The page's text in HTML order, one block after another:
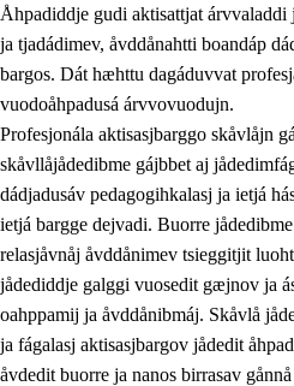
Åhpadiddje gudi aktisattjat
ja tjadádimev, åvddånahtti boandáp
bargos. Dát hæhttu dagáduvvat
vuodoåhpadusá árvvovuodujn.
Profesjonála aktisasjbarggo skåvlåjn
skåvllåjådedibme gájbbet aj
dádjadusáv pedagogihkalasj ja ietjá
ietjá bargge dejvadi. Buorre
relasjåvnåj åvddånimev tsieggitjit
jådediddje galggi vuosedit gæjnov ja
oahppamij ja åvddånibmáj. Skåvlå
ja fágalasj aktisasjbargov jådedit
åvdedit buorre ja nanos birrasav